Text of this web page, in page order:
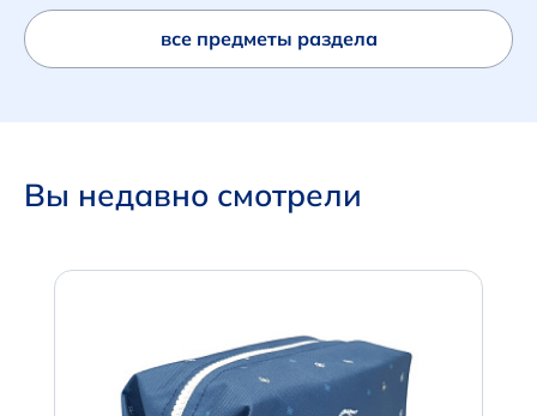
все предметы раздела
Вы недавно смотрели